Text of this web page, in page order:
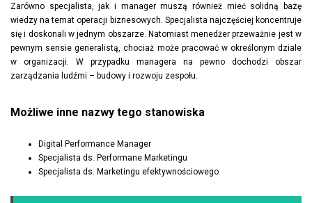
Zarówno specjalista, jak i manager muszą również mieć solidną bazę
wiedzy na temat operacji biznesowych. Specjalista najczęściej koncentruje
się i doskonali w jednym obszarze. Natomiast menedżer przeważnie jest w
pewnym sensie generalistą, chociaż może pracować w określonym dziale
w organizacji. W przypadku managera na pewno dochodzi obszar
zarządzania ludźmi – budowy i rozwoju zespołu.
Możliwe inne nazwy tego stanowiska
Digital Performance Manager
Specjalista ds. Performane Marketingu
Specjalista ds. Marketingu efektywnościowego